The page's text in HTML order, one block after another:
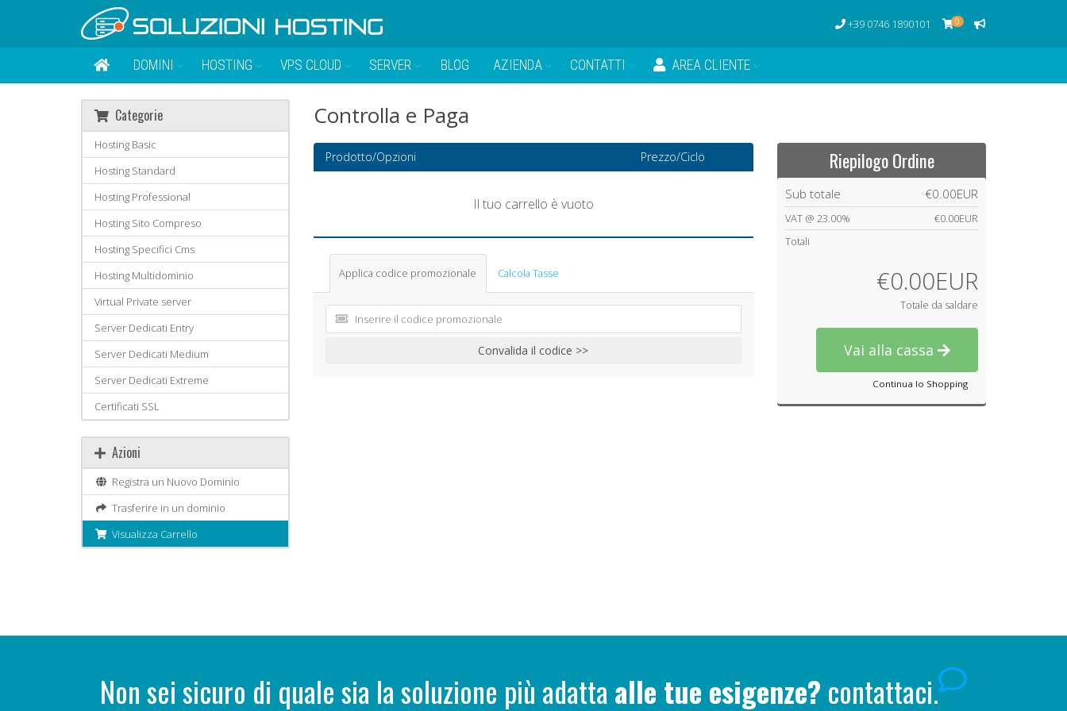
0
+39 0746 1890101
DOMINI HOSTING VPS CLOUD SERVER BLOG AZIENDA CONTATTI AREA CLIENTE
Controlla e Paga
Categorie
Hosting Basic
Hosting Standard
Hosting Professional
Hosting Sito Compreso
Hosting Specifici Cms
Hosting Multidominio
Virtual Private server
Server Dedicati Entry
Server Dedicati Medium
Server Dedicati Extreme
Certificati SSL
Azioni
Registra un Nuovo Dominio
Trasferire in un dominio
Visualizza Carrello
Prodotto/Opzioni Prezzo/Ciclo
Il tuo carrello è vuoto
Applica codice promozionale Calcola Tasse
Convalida il codice >>
Riepilogo Ordine
Sub totale €0.00EUR
VAT @ 23.00%
€0.00EUR
Totali
€0.00EUR
Totale da saldare
Vai alla cassa
Continua lo Shopping
Non sei sicuro di quale sia la soluzione più adattaalle tue esigenze? contattaci.